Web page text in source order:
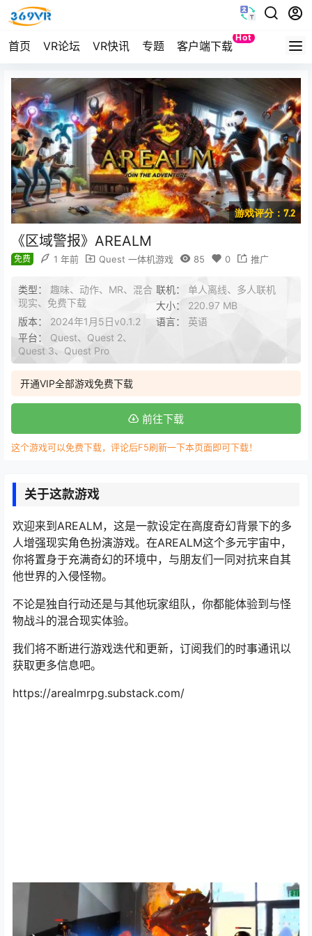
首页 VR论坛 VR快讯 专题 客户端下载
Hot
Quest
游戏评分：7.2
《区域警报》AREALM
免费 1 年前 Quest 一体机游戏 85 0 推广
类型： 趣味、动作、MR、混合
现实、免费下载
联机： 单人离线、多人联机
大小： 220.97 MB
版本： 2024年1月5日v0.1.2 语言： 英语
平台： Quest、Quest 2、
Quest 3、Quest Pro
开通VIP全部游戏免费下载
前往下载
这个游戏可以免费下载，评论后F5刷新一下本页面即可下载！
关于这款游戏
欢迎来到AREALM，这是一款设定在高度奇幻背景下的多
人增强现实角色扮演游戏。在AREALM这个多元宇宙中，
你将置身于充满奇幻的环境中，与朋友们一同对抗来自其
他世界的入侵怪物。
不论是独自行动还是与其他玩家组队，你都能体验到与怪
物战斗的混合现实体验。
我们将不断进行游戏迭代和更新，订阅我们的时事通讯以
获取更多信息吧。
https://arealmrpg.substack.com/